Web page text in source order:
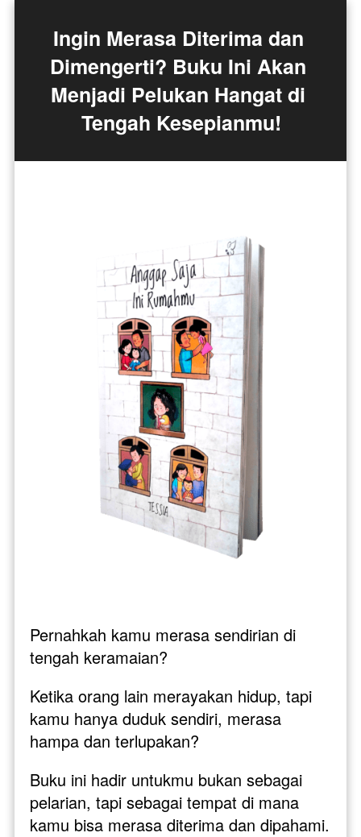
Ingin Merasa Diterima dan
Dimengerti? Buku Ini Akan
Menjadi Pelukan Hangat di
Tengah Kesepianmu!
Pernahkah kamu merasa sendirian di
tengah keramaian?
Ketika orang lain merayakan hidup, tapi
kamu hanya duduk sendiri, merasa
hampa dan terlupakan?
Buku ini hadir untukmu bukan sebagai
pelarian, tapi sebagai tempat di mana
kamu bisa merasa diterima dan dipahami.